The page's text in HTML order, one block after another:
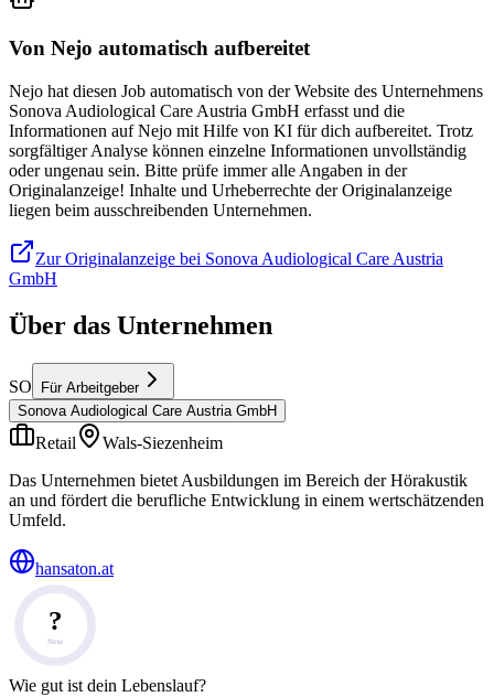
Von Nejo automatisch aufbereitet
Nejo hat diesen Job automatisch von der Website des Unternehmens
Sonova Audiological Care Austria GmbH erfasst und die
Informationen auf Nejo mit Hilfe von KI für dich aufbereitet. Trotz
sorgfältiger Analyse können einzelne Informationen unvollständig
oder ungenau sein. Bitte prüfe immer alle Angaben in der
Originalanzeige! Inhalte und Urheberrechte der Originalanzeige
liegen beim ausschreibenden Unternehmen.
Zur Originalanzeige bei Sonova Audiological Care Austria
GmbH
Über das Unternehmen
SO
Für Arbeitgeber
Sonova Audiological Care Austria GmbH
Retail
Wals-Siezenheim
Das Unternehmen bietet Ausbildungen im Bereich der Hörakustik
an und fördert die berufliche Entwicklung in einem wertschätzenden
Umfeld.
hansaton.at
?
Note
Wie gut ist dein Lebenslauf?